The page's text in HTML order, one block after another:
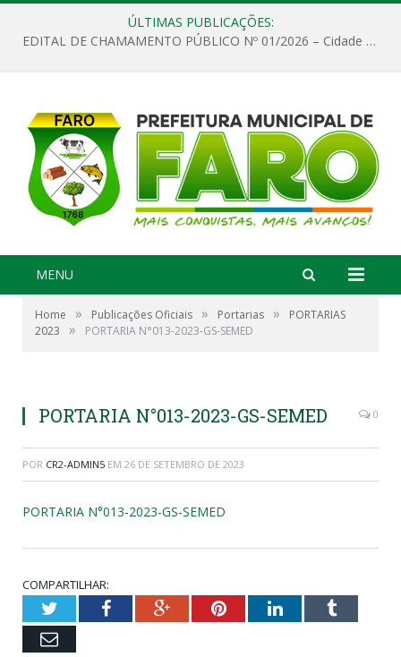
ÚLTIMAS PUBLICAÇÕES:
EDITAL DE CHAMAMENTO PÚBLICO Nº 01/2026 – Cidade de Faro
MENU
Home » Publicações Oficiais » Portarias »
PORTARIAS
2023
» PORTARIA N°013-2023-GS-SEMED
PORTARIA N°013-2023-GS-SEMED 0
POR CR2-ADMIN5 EM 26 DE SETEMBRO DE 2023
PORTARIA N°013-2023-GS-SEMED
COMPARTILHAR:
TwitterFacebookGoogle+PinterestLinkedInTumblr
Email